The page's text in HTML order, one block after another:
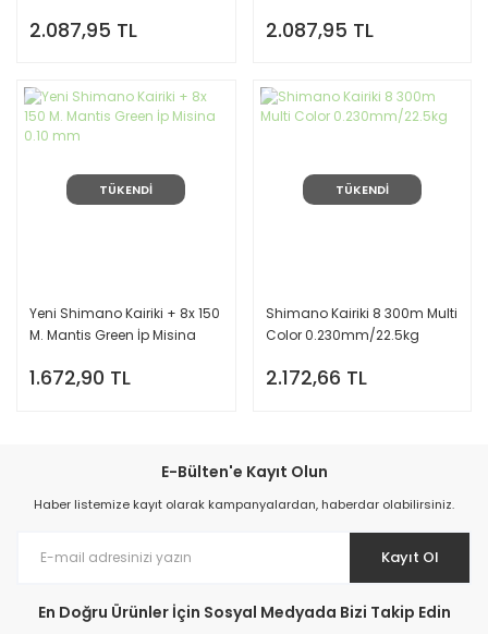
2.087,95 TL 2.087,95 TL
TÜKENDİ
Yeni Shimano Kairiki + 8x 150
M. Mantis Green İp Misina
1.672,90 TL
TÜKENDİ
Shimano Kairiki 8 300m Multi
Color 0.230mm/22.5kg
2.172,66 TL
E-Bülten'e Kayıt Olun
Haber listemize kayıt olarak kampanyalardan, haberdar olabilirsiniz.
Kayıt Ol
En Doğru Ürünler İçin Sosyal Medyada Bizi Takip Edin